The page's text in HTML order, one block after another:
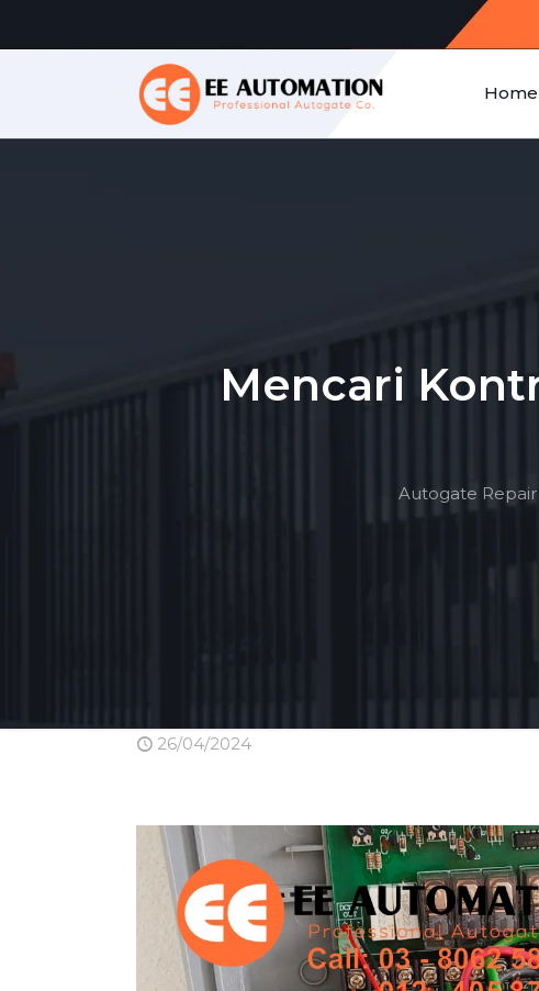
Home
Mencari
Autogate Repair
26/04/2024